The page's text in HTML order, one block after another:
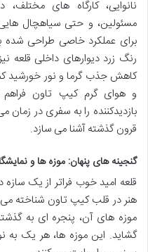
نانوایی، کارگاه های
مسئولین، و حتی سیاهچال
برای عملکرد خاصی طراحی شده
رنگ زرد دیوارهای داخلی قلعه
کاهش جذب گرما و نور خورشید
و هوای گرم کیپ تاون
بازدیدکننده را به سفری در زمان
قرون گذشته آشنا می سازد.
گنجینه های پنهان: موزه ها و
قلعه امید خوب فراتر از یک
هنر در قلب کیپ تاون شناخته
موزه های آن، پنجره ای به
گشاید. این موزه ها، هر یک به